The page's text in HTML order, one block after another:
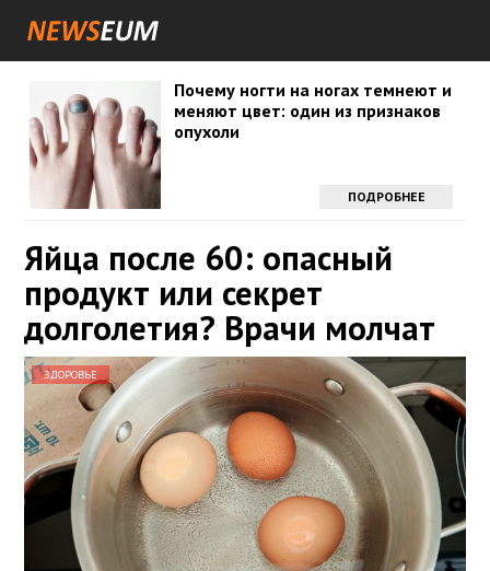
Почему ногти на ногах темнеют и
меняют цвет: один из признаков
опухоли
ПОДРОБНЕЕ
Яйца после 60: опасный
продукт или секрет
долголетия? Врачи молчат
ЗДОРОВЬЕ